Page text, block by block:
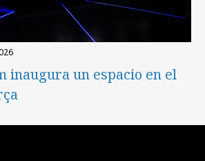
inaugura un espacio en el